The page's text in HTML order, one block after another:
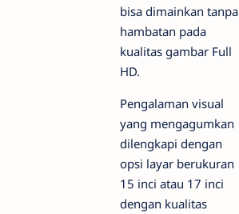
bisa dimainkan tanpa
hambatan pada
kualitas gambar Full
HD.
Pengalaman visual
yang mengagumkan
dilengkapi dengan
opsi layar berukuran
15 inci atau 17 inci
dengan kualitas